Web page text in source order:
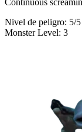
Continuous
Nivel de peligro: 5/5
Monster Level: 3